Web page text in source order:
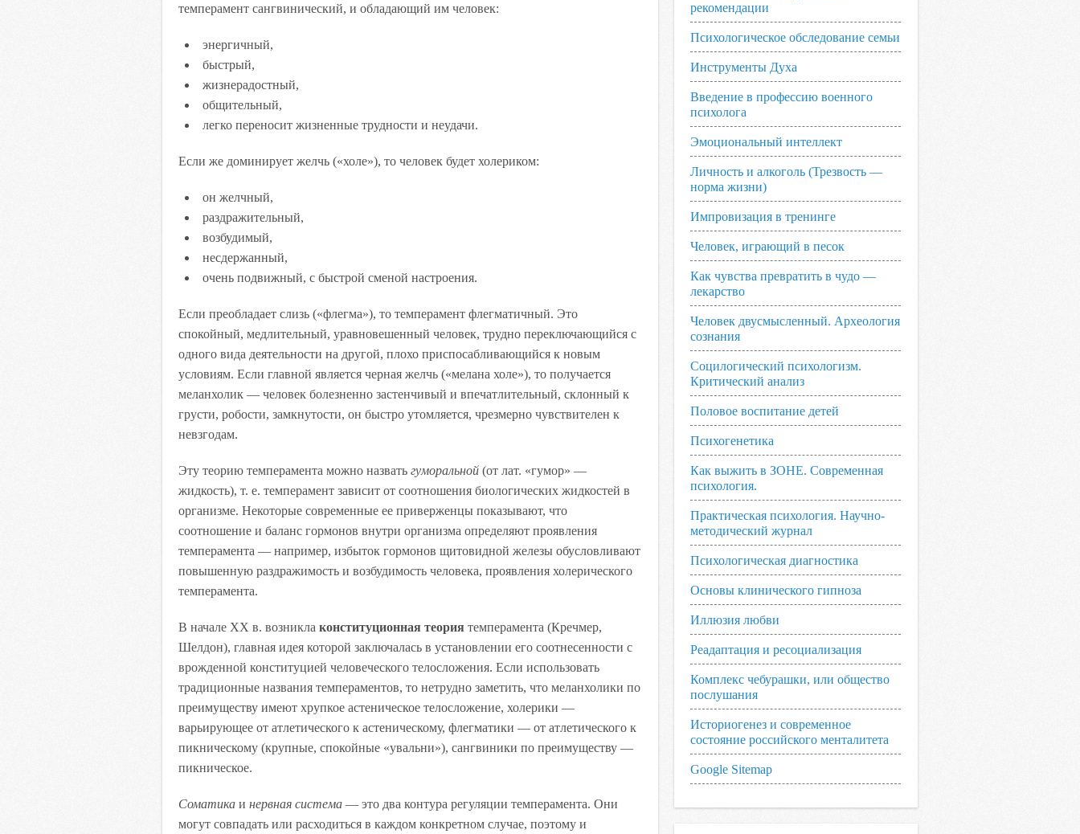
темперамент сангвинический, и обладающий им человек:
энергичный,
быстрый,
жизнерадостный,
общительный,
легко переносит жизненные трудности и неудачи.
Если же доминирует желчь («холе»), то человек будет холериком:
он желчный,
раздражительный,
возбудимый,
несдержанный,
очень подвижный, с быстрой сменой настроения.
Если преобладает слизь («флегма»), то темперамент флегматичный. Это
спокойный, медлительный, уравновешенный человек, трудно переключающийся с
одного вида деятельности на другой, плохо приспосабливающийся к новым
условиям. Если главной является черная желчь («мелана холе»), то получается
меланхолик — человек болезненно застенчивый и впечатлительный, склонный к
грусти, робости, замкнутости, он быстро утомляется, чрезмерно чувствителен к
невзгодам.
Эту теорию темперамента можно назвать гуморальной (от лат. «гумор» —
жидкость), т. е. темперамент зависит от соотношения биологических жидкостей в
организме. Некоторые современные ее приверженцы показывают, что
соотношение и баланс гормонов внутри организма определяют проявления
темперамента — например, избыток гормонов щитовидной железы обусловливают
повышенную раздражимость и возбудимость человека, проявления холерического
темперамента.
В начале XX в. возникла конституционная теория темперамента (Кречмер,
Шелдон), главная идея которой заключалась в установлении его соотнесенности с
врожденной конституцией человеческого телосложения. Если использовать
традиционные названия темпераментов, то нетрудно заметить, что меланхолики по
преимуществу имеют хрупкое астеническое телосложение, холерики —
варьирующее от атлетического к астеническому, флегматики — от атлетического к
пикническому (крупные, спокойные «увальни»), сангвиники по преимуществу —
пикническое.
Соматика и нервная система — это два контура регуляции темперамента. Они
могут совпадать или расходиться в каждом конкретном случае, поэтому и
рекомендации
Психологическое обследование семьи
Инструменты Духа
Введение в профессию военного
психолога
Эмоциональный интеллект
Личность и алкоголь (Трезвость —
норма жизни)
Импровизация в тренинге
Человек, играющий в песок
Как чувства превратить в чудо —
лекарство
Человек двусмысленный. Археология
сознания
Социлогический психологизм.
Критический анализ
Половое воспитание детей
Психогенетика
Как выжить в ЗОНЕ. Современная
психология.
Практическая психология. Научно-
методический журнал
Психологическая диагностика
Основы клинического гипноза
Иллюзия любви
Реадаптация и ресоциализация
Комплекс чебурашки, или общество
послушания
Историогенез и современное
состояние российского менталитета
Google Sitemap